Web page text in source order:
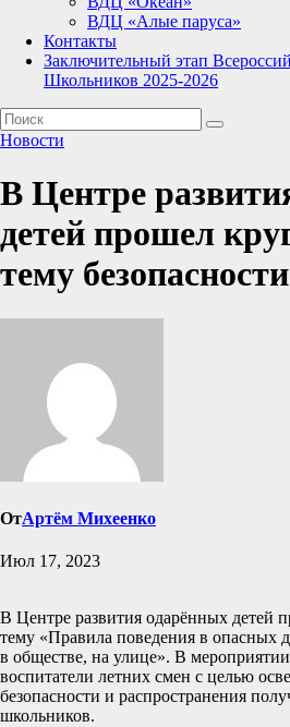
ВДЦ «Алые паруса»
Контакты
Заключительный этап
Школьников 2025-2026
Новости
В Центре
детей прошел
тему безопасности
ОтАртём Михеенко
Июл 17, 2023
В Центре развития одарённых детей
тему «Правила поведения в опасных
в обществе, на улице». В
воспитатели летних смен с целью
безопасности и распространения
школьников.